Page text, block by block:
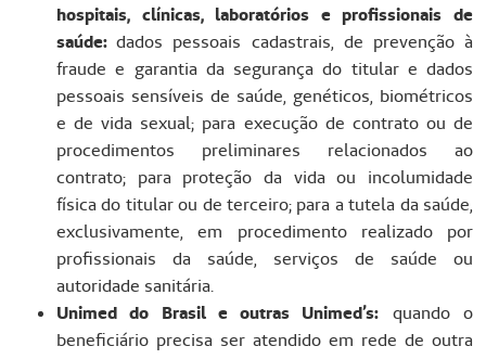
hospitais, clínicas, laboratórios e profissionais de
saúde:dados pessoais cadastrais, de prevenção à
fraude e garantia da segurança do titular e dados
pessoais sensíveis de saúde, genéticos, biométricos
e de vida sexual; para execução de contrato ou de
procedimentos preliminares relacionados ao
contrato; para proteção da vida ou incolumidade
física do titular ou de terceiro; para a tutela da saúde,
exclusivamente, em procedimento realizado por
profissionais da saúde, serviços de saúde ou
autoridade sanitária.
Unimed do Brasil e outras Unimed’s: quando o
beneficiário precisa ser atendido em rede de outra